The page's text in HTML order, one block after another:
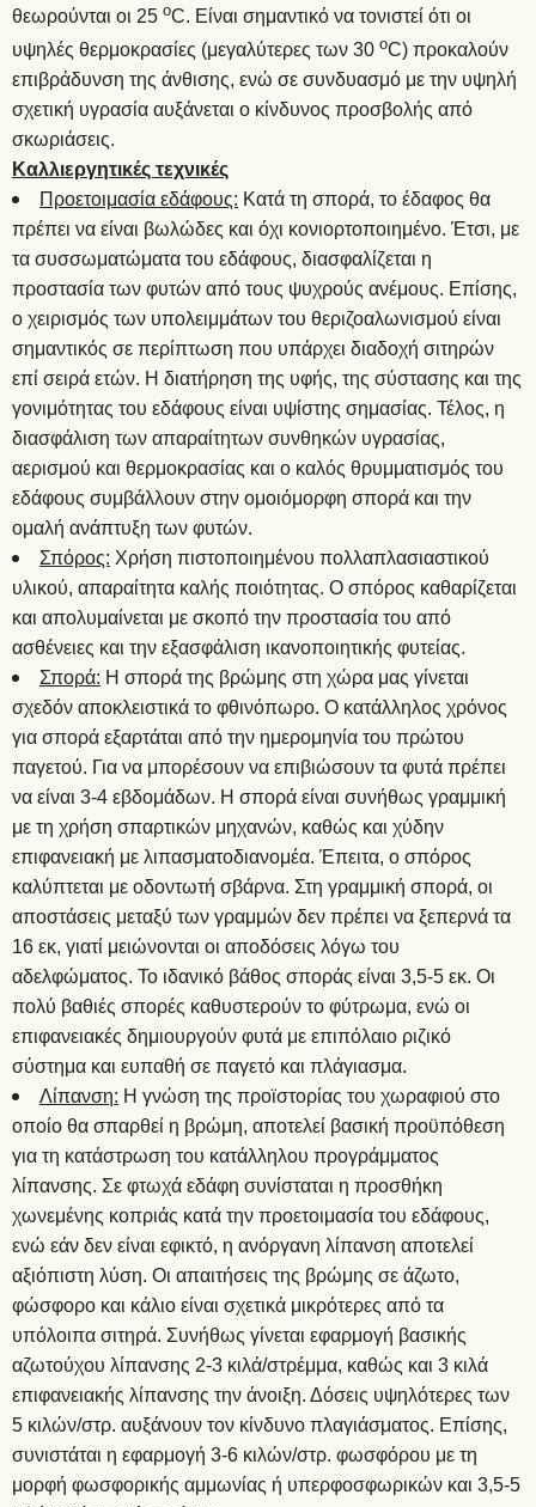
θεωρούνται οι 25 οC. Είναι σημαντικό να τονιστεί ότι οι
υψηλές θερμοκρασίες (μεγαλύτερες των 30 οC) προκαλούν
επιβράδυνση της άνθισης, ενώ σε συνδυασμό με την υψηλή
σχετική υγρασία αυξάνεται ο κίνδυνος προσβολής από
σκωριάσεις.
Καλλιεργητικές τεχνικές
Προετοιμασία εδάφους: Κατά τη σπορά, το έδαφος θα
πρέπει να είναι βωλώδες και όχι κονιορτοποιημένο. Έτσι, με
τα συσσωματώματα του εδάφους, διασφαλίζεται η
προστασία των φυτών από τους ψυχρούς ανέμους. Επίσης,
ο χειρισμός των υπολειμμάτων του θεριζοαλωνισμού είναι
σημαντικός σε περίπτωση που υπάρχει διαδοχή σιτηρών
επί σειρά ετών. Η διατήρηση της υφής, της σύστασης και της
γονιμότητας του εδάφους είναι υψίστης σημασίας. Τέλος, η
διασφάλιση των απαραίτητων συνθηκών υγρασίας,
αερισμού και θερμοκρασίας και ο καλός θρυμματισμός του
εδάφους συμβάλλουν στην ομοιόμορφη σπορά και την
ομαλή ανάπτυξη των φυτών.
Σπόρος: Χρήση πιστοποιημένου πολλαπλασιαστικού
υλικού, απαραίτητα καλής ποιότητας. Ο σπόρος καθαρίζεται
και απολυμαίνεται με σκοπό την προστασία του από
ασθένειες και την εξασφάλιση ικανοποιητικής φυτείας.
Σπορά: Η σπορά της βρώμης στη χώρα μας γίνεται
σχεδόν αποκλειστικά το φθινόπωρο. Ο κατάλληλος χρόνος
για σπορά εξαρτάται από την ημερομηνία του πρώτου
παγετού. Για να μπορέσουν να επιβιώσουν τα φυτά πρέπει
να είναι 3-4 εβδομάδων. Η σπορά είναι συνήθως γραμμική
με τη χρήση σπαρτικών μηχανών, καθώς και χύδην
επιφανειακή με λιπασματοδιανομέα. Έπειτα, ο σπόρος
καλύπτεται με οδοντωτή σβάρνα. Στη γραμμική σπορά, οι
αποστάσεις μεταξύ των γραμμών δεν πρέπει να ξεπερνά τα
16 εκ, γιατί μειώνονται οι αποδόσεις λόγω του
αδελφώματος. Το ιδανικό βάθος σποράς είναι 3,5-5 εκ. Οι
πολύ βαθιές σπορές καθυστερούν το φύτρωμα, ενώ οι
επιφανειακές δημιουργούν φυτά με επιπόλαιο ριζικό
σύστημα και ευπαθή σε παγετό και πλάγιασμα.
Λίπανση: Η γνώση της προϊστορίας του χωραφιού στο
οποίο θα σπαρθεί η βρώμη, αποτελεί βασική προϋπόθεση
για τη κατάστρωση του κατάλληλου προγράμματος
λίπανσης. Σε φτωχά εδάφη συνίσταται η προσθήκη
χωνεμένης κοπριάς κατά την προετοιμασία του εδάφους,
ενώ εάν δεν είναι εφικτό, η ανόργανη λίπανση αποτελεί
αξιόπιστη λύση. Οι απαιτήσεις της βρώμης σε άζωτο,
φώσφορο και κάλιο είναι σχετικά μικρότερες από τα
υπόλοιπα σιτηρά. Συνήθως γίνεται εφαρμογή βασικής
αζωτούχου λίπανσης 2-3 κιλά/στρέμμα, καθώς και 3 κιλά
επιφανειακής λίπανσης την άνοιξη. Δόσεις υψηλότερες των
5 κιλών/στρ. αυξάνουν τον κίνδυνο πλαγιάσματος. Επίσης,
συνιστάται η εφαρμογή 3-6 κιλών/στρ. φωσφόρου με τη
μορφή φωσφορικής αμμωνίας ή υπερφοσφωρικών και 3,5-5